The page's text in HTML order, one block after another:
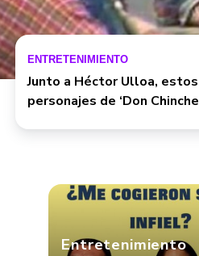
ENTRETENIMIENTO
Junto a Héctor Ulloa,
personajes de ‘Don
Entretenimiento